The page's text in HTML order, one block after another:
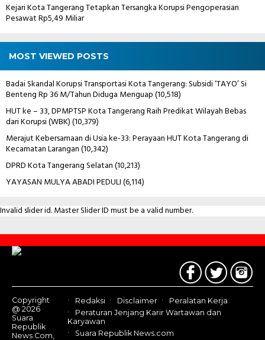
Kejari Kota Tangerang Tetapkan Tersangka Korupsi Pengoperasian
Pesawat Rp5,49 Miliar
MOST VIEWED POSTS
Badai Skandal Korupsi Transportasi Kota Tangerang: Subsidi ‘TAYO’ Si
Benteng Rp 36 M/Tahun Diduga Menguap(10,518)
HUT ke – 33, DPMPTSP Kota Tangerang Raih Predikat Wilayah Bebas
dari Korupsi (WBK)(10,379)
Merajut Kebersamaan di Usia ke-33: Perayaan HUT Kota Tangerang di
Kecamatan Larangan(10,342)
DPRD Kota Tangerang Selatan(10,213)
YAYASAN MULYA ABADI PEDULI(6,114)
Invalid slider id. Master Slider ID must be a valid number.
Contact
Us
Copyright
@ 2026
Suara
Republik
News.Com,
Redaksi Disclaimer
Peralatan Kerja
Peraturan Jenjang Karir Wartawan dan
Karyawan
Suara Republik News.com